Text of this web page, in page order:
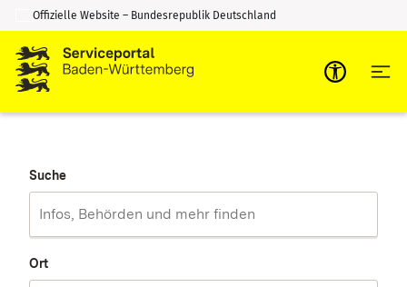
Zum Inhalt springen
Zur Suche springen
Offizielle Website – Bundesrepublik Deutschland
Suche
Ort